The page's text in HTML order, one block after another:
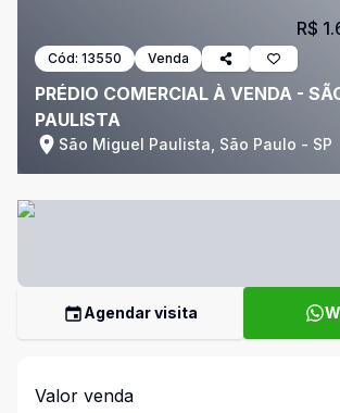
Cód: 13550 Venda
PRÉDIO COMERCIAL À VENDA -
PAULISTA
São Miguel Paulista, São Paulo - SP
R$
Agendar visita
Valor venda